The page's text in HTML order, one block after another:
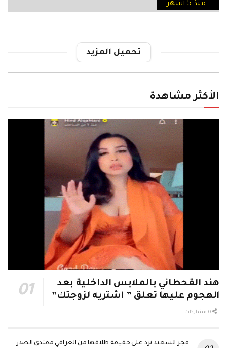
منذ 5 أشهر
تحميل المزيد
الأكثر مشاهدة
هند القحطاني بالملابس الداخلية بعد
الهجوم عليها تعلق ” اشتريه لزوجتك”
فجر السعيد ترد على حقيقة طلاقها من العراقي مقتدى الصدر